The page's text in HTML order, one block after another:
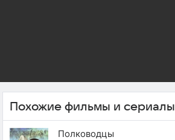
Похожие фильмы и сериалы
Полководцы